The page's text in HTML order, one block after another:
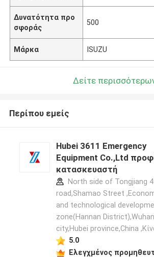
Δυνατότητα προ
σφοράς
500
Μάρκα ISUZU
Δείτε
Περίπου εμείς
Hubei 3611 Emergency
Equipment Co.,Ltd
κατασκευαστή
North side of Tongjiang
road,Shamao Street
and technological
zone(Hannan District),Wuhan
city,Hubei province,China
5.0
Ελεγχμένος